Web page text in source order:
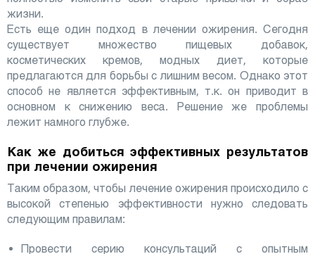
жизни.
Есть еще один подход в лечении ожирения. Сегодня
существует множество пищевых добавок,
косметических кремов, модных диет, которые
предлагаются для борьбы с лишним весом. Однако этот
способ не является эффективным, т.к. он приводит в
основном к снижению веса. Решение же проблемы
лежит намного глубже.
Как же добиться эффективных результатов
при лечении ожирения
Таким образом, чтобы лечение ожирения происходило с
высокой степенью эффективности нужно следовать
следующим правилам:
Провести серию консультаций с опытным